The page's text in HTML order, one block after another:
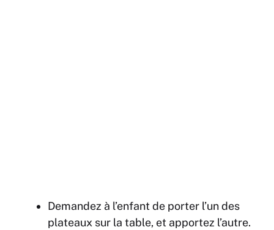
Demandez à l’enfant de porter l’un des
plateaux sur la table, et apportez l’autre.